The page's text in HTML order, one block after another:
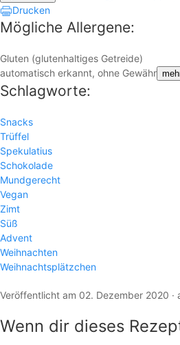
Drucken
Mögliche Allergene:
Gluten (glutenhaltiges Getreide)
automatisch erkannt, ohne Gewähr
Schlagworte:
Snacks
Trüffel
Spekulatius
Schokolade
Mundgerecht
Vegan
Zimt
Süß
Advent
Weihnachten
Weihnachtsplätzchen
Veröffentlicht am 02. Dezember 2020 ·
Wenn dir dieses